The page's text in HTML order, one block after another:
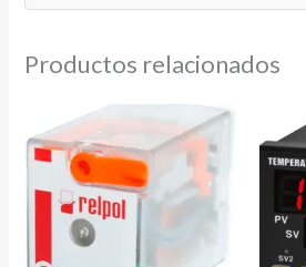
C
Productos relacionados